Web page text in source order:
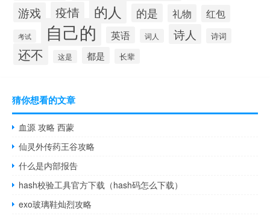
游戏 疫情 的人 的是 礼物 红包
考试 自己的 英语 词人 诗人 诗词
还不 这是 都是 长辈
猜你想看的文章
血源 攻略 西蒙
仙灵外传药王谷攻略
什么是内部报告
hash校验工具官方下载（hash码怎么下载）
exo玻璃鞋灿烈攻略